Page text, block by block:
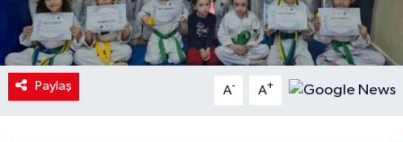
Paylaş A- A+